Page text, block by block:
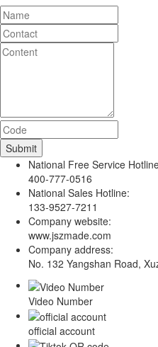
National Free Service
400-777-0516
National Sales Hotline:
133-9527-7211
Company website:
www.jszmade.com
Company address:
No. 132 Yangshan Road,
Video Number
official account